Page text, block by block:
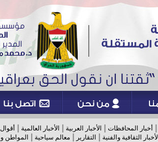
أخبار المحافظات الأخبار العربية الأخبار العالمية
الأخبار الثقافية والفنية التقارير معالم سياحية المواطن